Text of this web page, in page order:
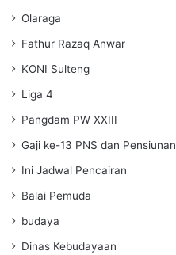
Olaraga
Fathur Razaq Anwar
KONI Sulteng
Liga 4
Pangdam PW XXIII
Gaji ke-13 PNS dan Pensiunan
Ini Jadwal Pencairan
Balai Pemuda
budaya
Dinas Kebudayaan